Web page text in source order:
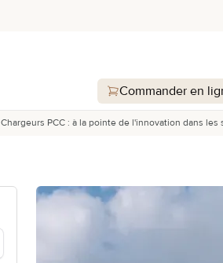
Commander en
Chargeurs PCC : à la pointe de l'innovation dans